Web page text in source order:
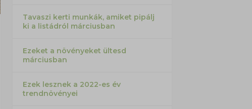
Tavaszi kerti munkák, amiket pipálj
ki a listádról márciusban
Ezeket a növényeket ültesd
márciusban
Ezek lesznek a 2022-es év
trendnövényei